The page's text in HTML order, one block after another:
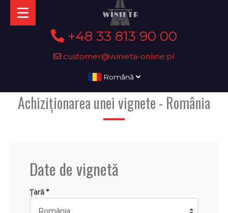
+48 33 813 90 00
customer@winieta-online.pl
Română
Achiziționarea unei vignete - România
Date de vignetă
Țară *